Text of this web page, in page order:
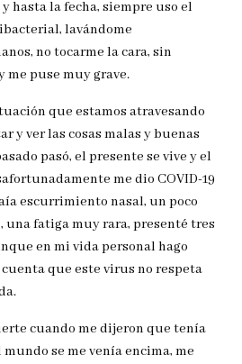
hasta la fecha, siempre uso el
lavándome
no tocarme la cara, sin
me puse muy grave.
que estamos atravesando
y ver las cosas malas y buenas
pasó, el presente se vive y el
me dio COVID-19
escurrimiento nasal, un poco
una fatiga muy rara, presenté tres
en mi vida personal hago
que este virus no respeta
cuando me dijeron que tenía
se me venía encima, me